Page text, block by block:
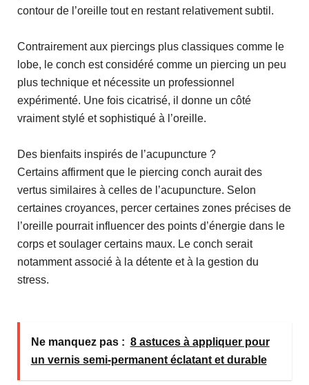
contour de l’oreille tout en restant relativement subtil.
Contrairement aux piercings plus classiques comme le
lobe, le conch est considéré comme un piercing un peu
plus technique et nécessite un professionnel
expérimenté. Une fois cicatrisé, il donne un côté
vraiment stylé et sophistiqué à l’oreille.
Des bienfaits inspirés de l’acupuncture ?
Certains affirment que le piercing conch aurait des
vertus similaires à celles de l’acupuncture. Selon
certaines croyances, percer certaines zones précises de
l’oreille pourrait influencer des points d’énergie dans le
corps et soulager certains maux. Le conch serait
notamment associé à la détente et à la gestion du
stress.
Ne manquez pas : 8 astuces à appliquer pour
un vernis semi-permanent éclatant et durable